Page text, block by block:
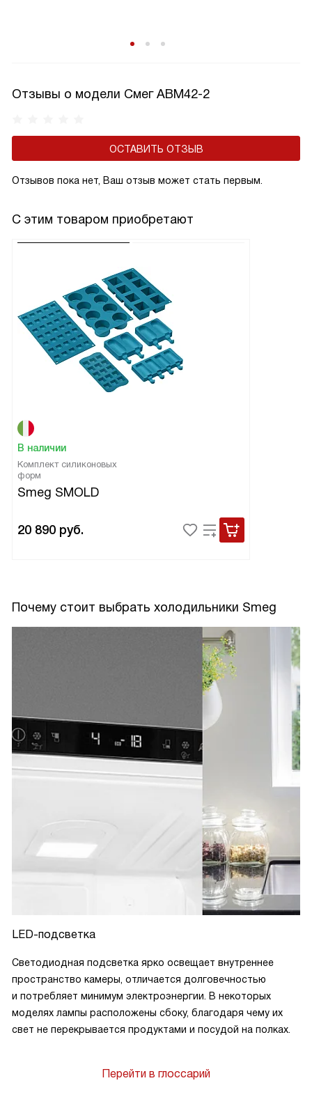
Отзывы о модели Смег ABM42-2
ОСТАВИТЬ ОТЗЫВ
Отзывов пока нет, Ваш отзыв может стать первым.
С этим товаром приобретают
В наличии
Комплект силиконовых
форм
Smeg SMOLD
20 890 руб.
Почему стоит выбрать холодильники Smeg
LED-подсветка
Светодиодная подсветка ярко освещает внутреннее
пространство камеры, отличается долговечностью
и потребляет минимум электроэнергии. В некоторых
моделях лампы расположены сбоку, благодаря чему их
свет не перекрывается продуктами и посудой на полках.
Перейти в глоссарий